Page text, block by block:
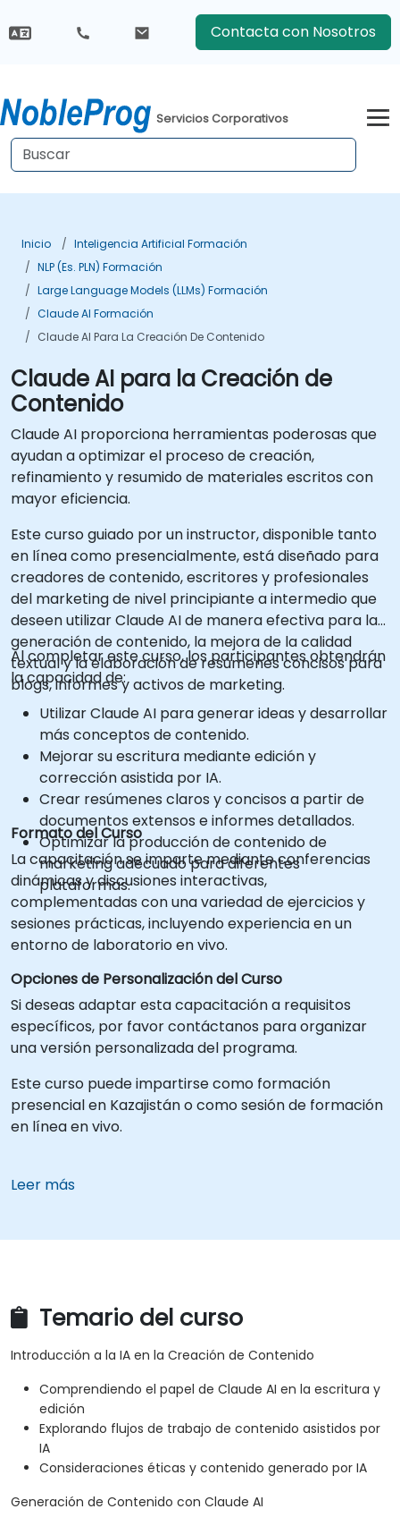
Contacta con Nosotros
Servicios Corporativos
Inicio
Inteligencia Artificial Formación
NLP (es. PLN) Formación
Large Language Models (LLMs) Formación
Claude AI Formación
Claude AI Para La Creación De Contenido
Claude AI para la Creación de
Contenido
Claude AI proporciona herramientas poderosas que
ayudan a optimizar el proceso de creación,
refinamiento y resumido de materiales escritos con
mayor eficiencia.
Este curso guiado por un instructor, disponible tanto
en línea como presencialmente, está diseñado para
creadores de contenido, escritores y profesionales
del marketing de nivel principiante a intermedio que
deseen utilizar Claude AI de manera efectiva para la
generación de contenido, la mejora de la calidad
textual y la elaboración de resúmenes concisos para
blogs, informes y activos de marketing.
Al completar este curso, los participantes obtendrán
la capacidad de:
Utilizar Claude AI para generar ideas y desarrollar
más conceptos de contenido.
Mejorar su escritura mediante edición y
corrección asistida por IA.
Crear resúmenes claros y concisos a partir de
documentos extensos e informes detallados.
Optimizar la producción de contenido de
marketing adecuado para diferentes
plataformas.
Formato del Curso
La capacitación se imparte mediante conferencias
dinámicas y discusiones interactivas,
complementadas con una variedad de ejercicios y
sesiones prácticas, incluyendo experiencia en un
entorno de laboratorio en vivo.
Opciones de Personalización del Curso
Si deseas adaptar esta capacitación a requisitos
específicos, por favor contáctanos para organizar
una versión personalizada del programa.
Este curso puede impartirse como formación
presencial en Kazajistán o como sesión de formación
en línea en vivo.
Leer más
Temario del curso
Introducción a la IA en la Creación de Contenido
Comprendiendo el papel de Claude AI en la escritura y
edición
Explorando flujos de trabajo de contenido asistidos por
IA
Consideraciones éticas y contenido generado por IA
Generación de Contenido con Claude AI